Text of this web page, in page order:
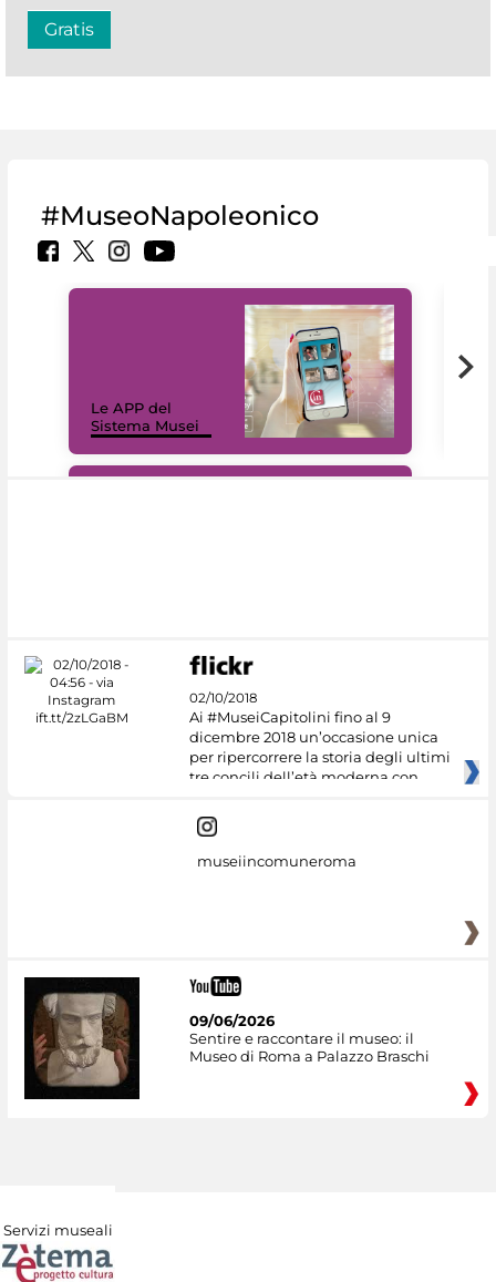
Gratis
#MuseoNapoleonico
Le APP del
Sistema Musei
02/10/2018
Ai #MuseiCapitolini fino al 9
dicembre 2018 un’occasione unica
per ripercorrere la storia degli ultimi
tre concili dell’età moderna con
museiincomuneroma
09/06/2026
Sentire e raccontare il museo: il
Museo di Roma a Palazzo Braschi
Servizi museali